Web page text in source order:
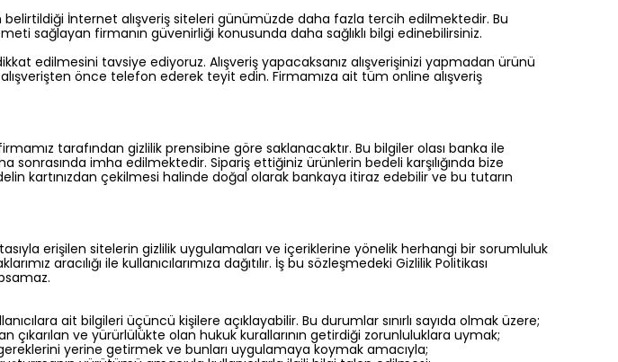
İnternet alışveriş siteleri günümüzde daha fazla tercih edilmektedir. Bu
sağlayan firmanın güvenirliği konusunda daha sağlıklı bilgi edinebilirsiniz.
edilmesini tavsiye ediyoruz. Alışveriş yapacaksanız alışverişinizi yapmadan ürünü
önce telefon ederek teyit edin. Firmamıza ait tüm online alışveriş
tarafından gizlilik prensibine göre saklanacaktır. Bu bilgiler olası banka ile
imha edilmektedir. Sipariş ettiğiniz ürünlerin bedeli karşılığında bize
kartınızdan çekilmesi halinde doğal olarak bankaya itiraz edebilir ve bu tutarın
erişilen sitelerin gizlilik uygulamaları ve içeriklerine yönelik herhangi bir sorumluluk
aracılığı ile kullanıcılarımıza dağıtılır. İş bu sözleşmedeki Gizlilik Politikası
ait bilgileri üçüncü kişilere açıklayabilir. Bu durumlar sınırlı sayıda olmak üzere;
ve yürürlülükte olan hukuk kurallarının getirdiği zorunluluklara uymak;
yerine getirmek ve bunları uygulamaya koymak amacıyla;